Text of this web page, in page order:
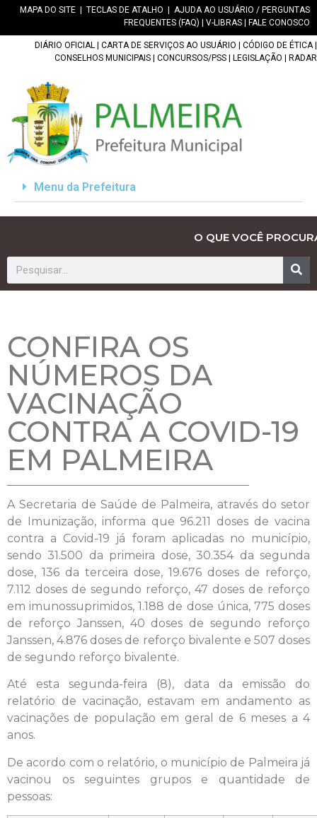
MAPA DO SITE TECLAS DE ATALHO
AJUDA AO USUÁRIO / PERGUNTAS
FREQUENTES (FAQ)
V-LIBRAS FALE CONOSCO
DIÁRIO OFICIAL CARTA DE SERVIÇOS AO USUÁRIO CÓDIGO DE ÉTICA|
CONSELHOS MUNICIPAIS
CONCURSOS/PSS LEGISLAÇÃO RADAR
Menu da Prefeitura
O QUE VOCÊ
CONFIRA OS
NÚMEROS DA
VACINAÇÃO
CONTRA A COVID-19
EM PALMEIRA
A Secretaria de Saúde de Palmeira, através do setor
de Imunização, informa que 96.211 doses de vacina
contra a Covid-19 já foram aplicadas no município,
sendo 31.500 da primeira dose, 30.354 da segunda
dose, 136 da terceira dose, 19.676 doses de reforço,
7.112 doses de segundo reforço, 47 doses de reforço
em imunossuprimidos, 1.188 de dose única, 775 doses
de reforço Janssen, 40 doses de segundo reforço
Janssen, 4.876 doses de reforço bivalente e 507 doses
de segundo reforço bivalente.
Até esta segunda-feira (8), data da emissão do
relatório de vacinação, estavam em andamento as
vacinações de população em geral de 6 meses a 4
anos.
De acordo com o relatório, o município de Palmeira já
vacinou os seguintes grupos e quantidade de
pessoas: